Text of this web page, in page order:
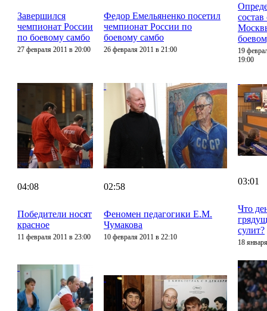
Завершился
чемпионат России
по боевому самбо
27 февраля 2011 в 20:00
Федор Емельяненко посетил
чемпионат России по
боевому самбо
26 февраля 2011 в 21:00
19
19:00
04:08
Победители носят
красное
11 февраля 2011 в 23:00
02:58
Феномен педагогики Е.М.
Чумакова
10 февраля 2011 в 22:10
03:01
Что
сулит?
18